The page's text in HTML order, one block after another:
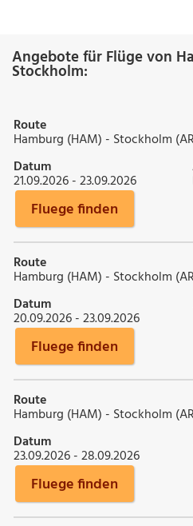
Angebote für Flüge von
Stockholm:
Route
Hamburg (HAM) - Stockholm
Datum
21.09.2026 - 23.09.2026
Fluege finden
Route
Hamburg (HAM) - Stockholm
Datum
20.09.2026 - 23.09.2026
Fluege finden
Route
Hamburg (HAM) - Stockholm
Datum
23.09.2026 - 28.09.2026
Fluege finden